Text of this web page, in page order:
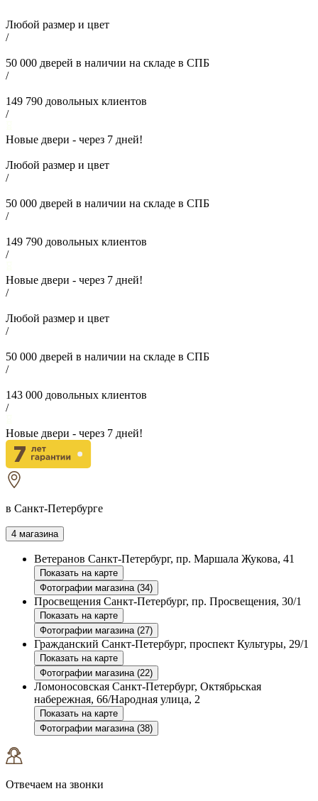
Любой размер и цвет
/
50 000 дверей в наличии на складе в СПБ
/
149 790 довольных клиентов
/
Новые двери - через 7 дней!
Любой размер и цвет
/
50 000 дверей в наличии на складе в СПБ
/
149 790 довольных клиентов
/
Новые двери - через 7 дней!
/
Любой размер и цвет
/
50 000 дверей в наличии на складе в СПБ
/
143 000 довольных клиентов
/
Новые двери - через 7 дней!
в Санкт-Петербурге
4 магазина
Ветеранов Санкт-Петербург, пр. Маршала Жукова, 41
Показать на карте
Фотографии магазина (34)
Просвещения Санкт-Петербург, пр. Просвещения, 30/1
Показать на карте
Фотографии магазина (27)
Гражданский Санкт-Петербург, проспект Культуры, 29/1
Показать на карте
Фотографии магазина (22)
Ломоносовская Санкт-Петербург, Октябрьская
набережная, 66/Народная улица, 2
Показать на карте
Фотографии магазина (38)
Отвечаем на звонки